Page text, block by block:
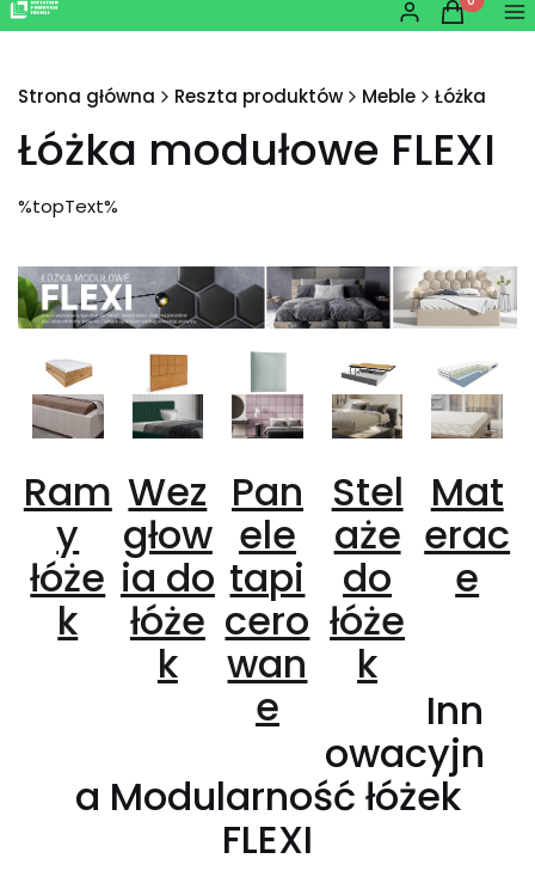
Zaloguj się
Produkty
Koszyk
Strona główna Reszta produktów Meble Łóżka
Łóżka modułowe FLEXI
%topText%
Ram
y
łóże
k
Wez
głow
ia do
łóże
k
Pan
ele
tapi
cero
wan
e
Stel
aże
do
łóże
k
Mat
erac
e
Inn
owacyjn
a Modularność łóżek
FLEXI